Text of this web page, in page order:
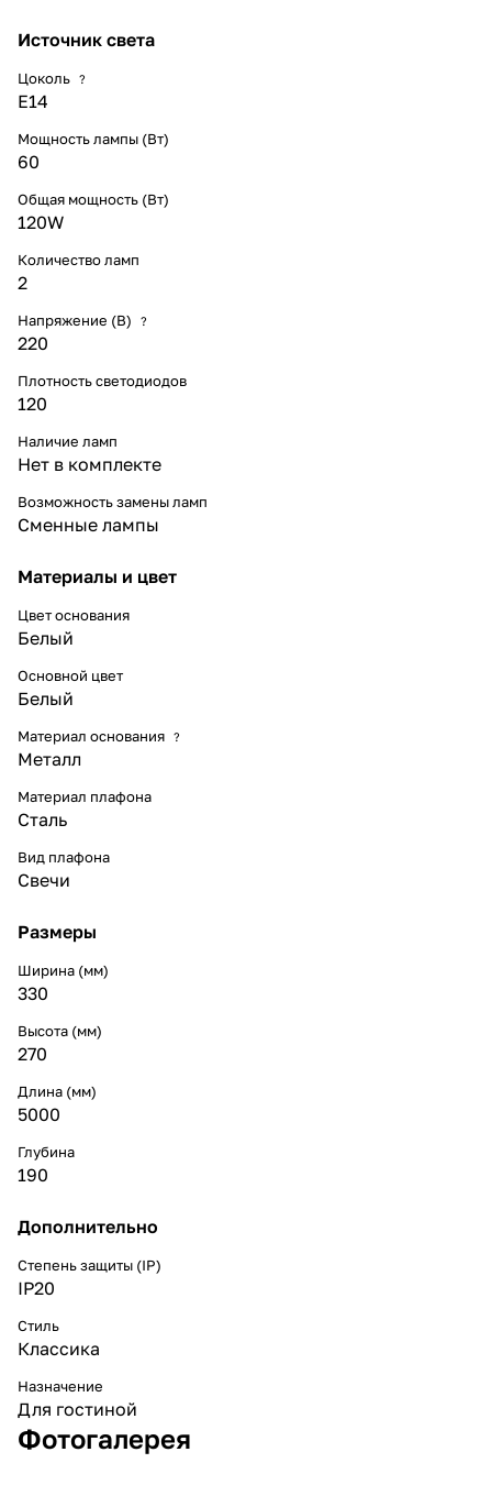
Источник света
Цоколь ?
E14
Мощность лампы (Вт)
60
Общая мощность (Вт)
120W
Количество ламп
2
Напряжение (В) ?
220
Плотность светодиодов
120
Наличие ламп
Нет в комплекте
Возможность замены ламп
Сменные лампы
Материалы и цвет
Цвет основания
Белый
Основной цвет
Белый
Материал основания ?
Металл
Материал плафона
Сталь
Вид плафона
Свечи
Размеры
Ширина (мм)
330
Высота (мм)
270
Длина (мм)
5000
Глубина
190
Дополнительно
Степень защиты (IP)
IP20
Стиль
Классика
Назначение
Для гостиной
Фотогалерея